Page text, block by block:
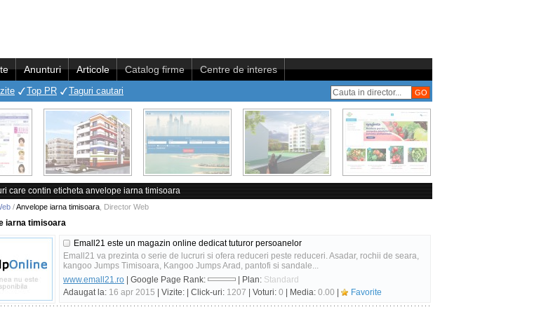
Anunturi Articole Catalog firme Centre de interes
Top PR Taguri cautari
care contin eticheta anvelope iarna timisoara
/Anvelope iarna timisoara Director Web
iarna timisoara
Emall21 este un magazin online dedicat tuturor persoanelor
Emall21 va prezinta o serie de lucruri si ofera reduceri peste reduceri. Asadar, rochii de seara,
kangoo Jumps Timisoara, Kangoo Jumps Arad, pantofi si sandale...
www.emall21.ro | Google Page Rank: | Plan: Standard
Adaugat la: 16 apr 2015 | Vizite: | Click-uri: 1207 | Voturi: 0 | Media: 0.00 Favorite